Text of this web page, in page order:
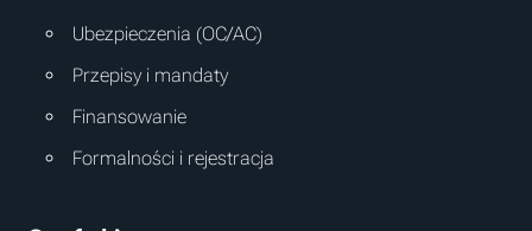
Ubezpieczenia (OC/AC)
Przepisy i mandaty
Finansowanie
Formalności i rejestracja